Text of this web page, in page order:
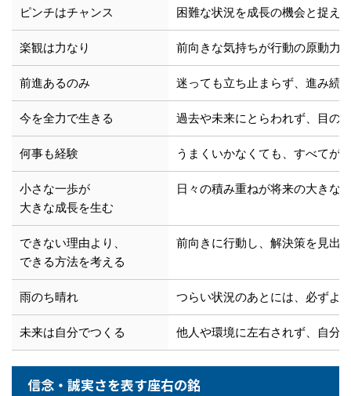
ピンチはチャンス 困難な状況を成長の機会と捉え
楽観は力なり 前向きな気持ちが行動の原動力
前進あるのみ 迷っても立ち止まらず、進み続
今を全力で生きる 過去や未来にとらわれず、目の
何事も経験 うまくいかなくても、すべてが
小さな一歩が
大きな成長を生む
日々の積み重ねが将来の大きな
できない理由より、
できる方法を考える
前向きに行動し、解決策を見出
雨のち晴れ つらい状況のあとには、必ずよ
未来は自分でつくる 他人や環境に左右されず、自分
信念・誠実さを表す座右の銘